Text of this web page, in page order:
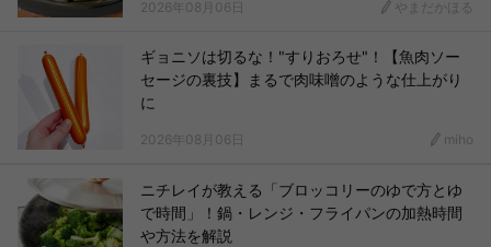
2026年08月06日 やまだかほる
ギョニソは切るな！"すりおろせ"！【魚肉ソー
セージの裏技】まるで肉味噌のような仕上がり
に
2026年08月06日 miho
ニチレイが教える「ブロッコリーのゆで方とゆ
で時間」！鍋・レンジ・フライパンの加熱時間
や方法を解説